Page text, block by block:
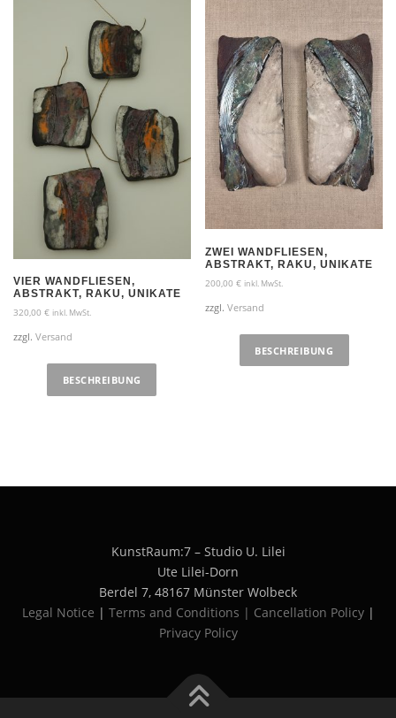
VIER WANDFLIESEN,
ABSTRAKT, RAKU, UNIKATE
320,00 € inkl. MwSt.
zzgl. Versand
BESCHREIBUNG
ZWEI WANDFLIESEN,
ABSTRAKT, RAKU, UNIKATE
200,00€ inkl. MwSt.
zzgl.Versand
BESCHREIBUNG
KunstRaum:7 – Studio U. Lilei
Ute Lilei-Dorn
Berdel 7, 48167 Münster Wolbeck
Legal Notice | Terms and Conditions | Cancellation Policy|
Privacy Policy